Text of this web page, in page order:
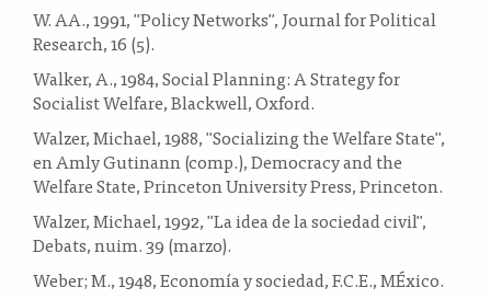
W. AA., 1991, "Policy Networks", Journal for Political
Research, 16 (5).
Walker, A., 1984, Social Planning: A Strategy for
Socialist Welfare, Blackwell, Oxford.
Walzer, Michael, 1988, "Socializing the Welfare State",
en Amly Gutinann (comp.), Democracy and the
Welfare State, Princeton University Press, Princeton.
Walzer, Michael, 1992, "La idea de la sociedad civil",
Debats, nuim. 39 (marzo).
Weber; M., 1948, Economía y sociedad, F.C.E., MÉxico.